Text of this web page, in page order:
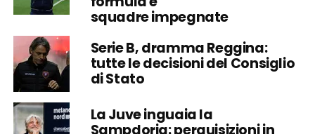
squadre impegnate
Serie B, dramma Reggina:
tutte le decisioni del Consiglio
di Stato
La Juve inguaia la
Sampdoria: perquisizioni in